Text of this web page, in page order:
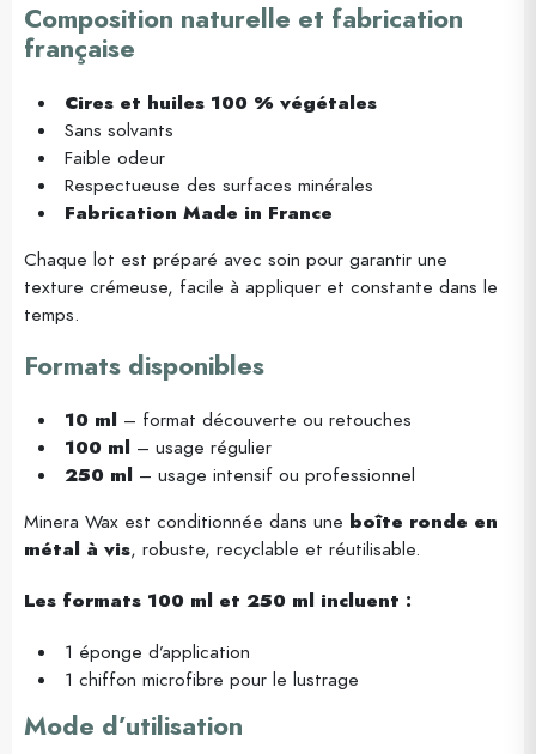
Composition naturelle et fabrication
française
Cires et huiles 100 % végétales
Sans solvants
Faible odeur
Respectueuse des surfaces minérales
Fabrication Made in France
Chaque lot est préparé avec soin pour garantir une
texture crémeuse, facile à appliquer et constante dans le
temps.
Formats disponibles
10 ml– format découverte ou retouches
100 ml– usage régulier
250 ml– usage intensif ou professionnel
Minera Wax est conditionnée dans une boîte ronde en
métal à vis, robuste, recyclable et réutilisable.
Les formats 100 ml et 250 ml incluent :
1 éponge d’application
1 chiffon microfibre pour le lustrage
Mode d’utilisation